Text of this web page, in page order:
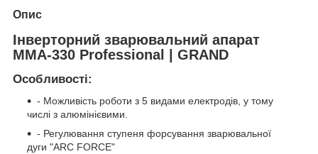
Опис
Інверторний зварювальний апарат
ММА-330 Professional | GRAND
Особливості:
- Можливість роботи з 5 видами електродів, у тому
числі з алюмінієвими.
- Регулювання ступеня форсування зварювальної
дуги "ARC FORCE"